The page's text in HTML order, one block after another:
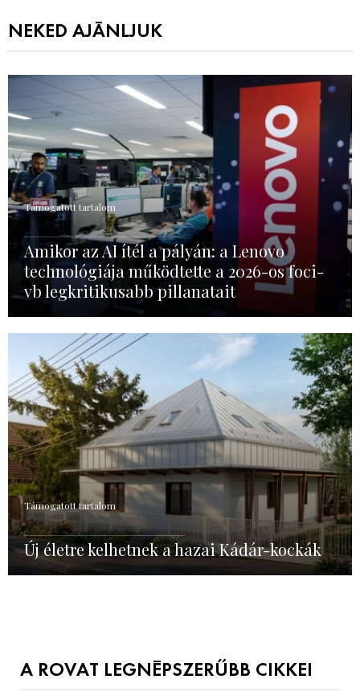
NEKED AJÁNLJUK
Támogatott tartalom
Amikor az AI ítél a pályán: a Lenovo
technológiája működtette a 2026-os foci-
vb legkritikusabb pillanatait
Támogatott tartalom
Új életre kelhetnek a hazai Kádár-kockák
A ROVAT LEGNÉPSZERŰBB CIKKEI